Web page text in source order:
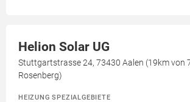
Helion Solar UG
Stuttgartstrasse 24, 73430 Aalen (19km von
Rosenberg)
HEIZUNG SPEZIALGEBIETE